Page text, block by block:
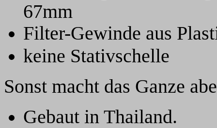
67mm
Filter-Gewinde aus
keine Stativschelle
Sonst macht das Ganze
Gebaut in Thailand.